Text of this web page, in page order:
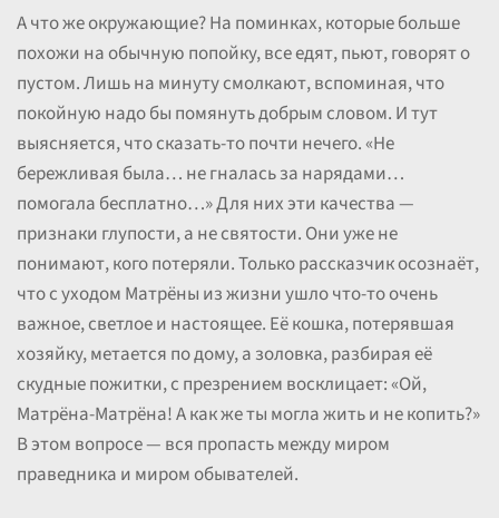
А что же окружающие? На поминках, которые больше
похожи на обычную попойку, все едят, пьют, говорят о
пустом. Лишь на минуту смолкают, вспоминая, что
покойную надо бы помянуть добрым словом. И тут
выясняется, что сказать-то почти нечего. «Не
бережливая была… не гналась за нарядами…
помогала бесплатно…» Для них эти качества —
признаки глупости, а не святости. Они уже не
понимают, кого потеряли. Только рассказчик осознаёт,
что с уходом Матрёны из жизни ушло что-то очень
важное, светлое и настоящее. Её кошка, потерявшая
хозяйку, метается по дому, а золовка, разбирая её
скудные пожитки, с презрением восклицает: «Ой,
Матрёна-Матрёна! А как же ты могла жить и не копить?»
В этом вопросе — вся пропасть между миром
праведника и миром обывателей.